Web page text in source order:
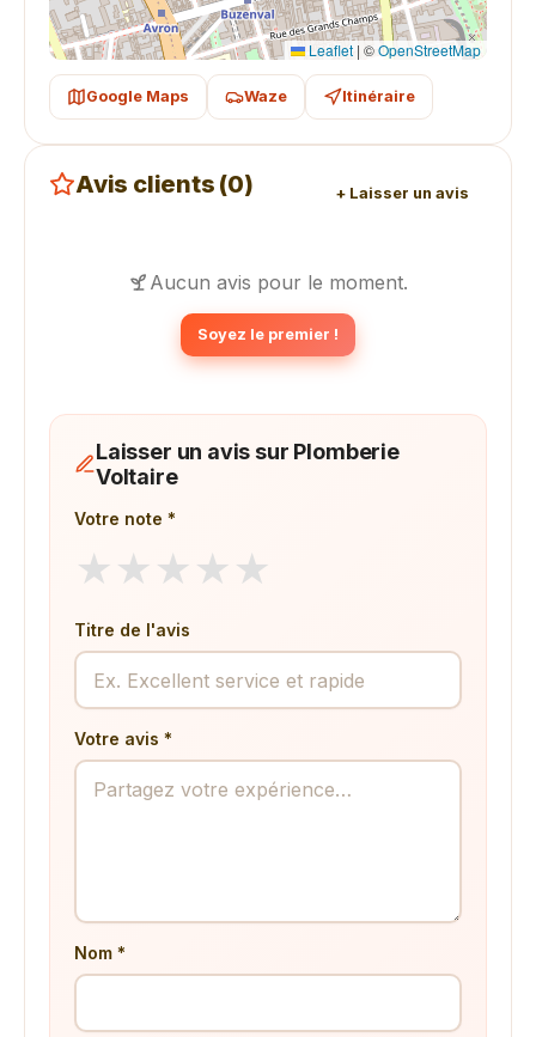
Leaflet | ©OpenStreetMap
Google Maps Waze Itinéraire
Avis clients (0) + Laisser un avis
Aucun avis pour le moment.
Soyez le premier !
Laisser un avis sur Plomberie
Voltaire
Votre note *
★ ★ ★ ★ ★
Titre de l'avis
Votre avis *
Nom *